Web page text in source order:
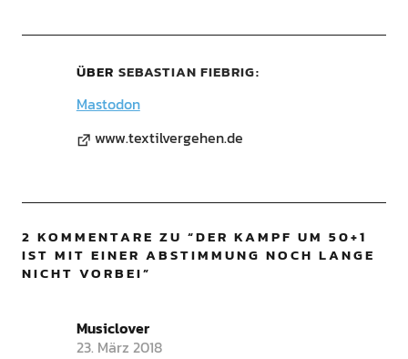
ÜBER SEBASTIAN FIEBRIG
Mastodon
www.textilvergehen.de
2 KOMMENTARE ZU “DER KAMPF UM 50+1
IST MIT EINER ABSTIMMUNG NOCH LANGE
NICHT VORBEI”
Musiclover
23. März 2018